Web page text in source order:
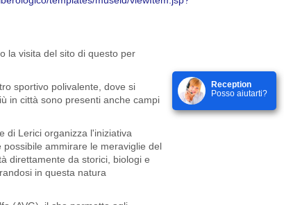
la visita del sito di questo per
sportivo polivalente, dove si
in città sono presenti anche campi
di Lerici organizza l'iniziativa
ammirare le meraviglie del
direttamente da storici, biologi e
in questa natura
Reception
Posso aiutarti?